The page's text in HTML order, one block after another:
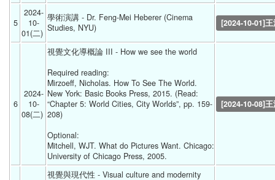
5
2024-
10-
01(二)
學術演講 - Dr. Feng-Mei Heberer (Cinema
Studies, NYU)
[2024-10-01]
6
2024-
10-
08(二)
視覺文化導概論 III - How we see the world
Required reading:
Mirzoeff, Nicholas. How To See The World.
New York: Basic Books Press, 2015. (Read:
“Chapter 5: World Cities, City Worlds”, pp. 159-
208)
Optional:
Mitchell, WJT. What do Pictures Want. Chicago:
University of Chicago Press, 2005.
[2024-10-08]
視覺與現代性 - Visual culture and modernity